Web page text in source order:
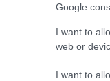
Google
I want to
web or
I want to